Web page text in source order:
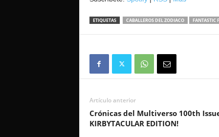
ETIQUETAS CABALLEROS DEL ZODIACO FANTASTIC
Artículo anterior
Crónicas del Multiverso 100th
KIRBYTACULAR EDITION!